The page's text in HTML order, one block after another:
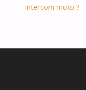
intercom moto ?